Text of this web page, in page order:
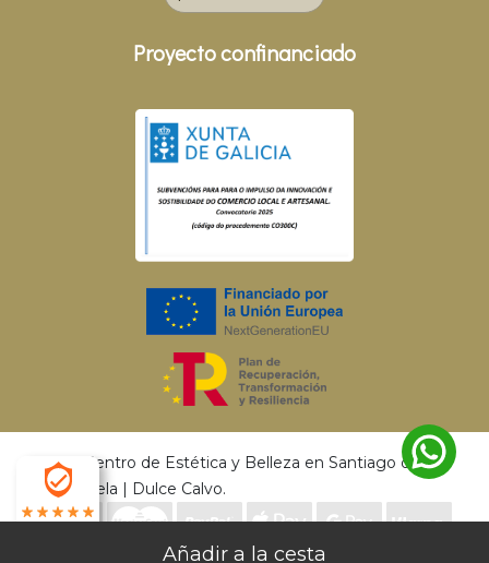
Proyecto confinanciado
© 2026 Centro de Estética y Belleza en Santiago de
Compostela | Dulce Calvo.
MEIGASOFT. Tecnología
Envío gratis a partir de 50€ | Entrega en 24 - 72